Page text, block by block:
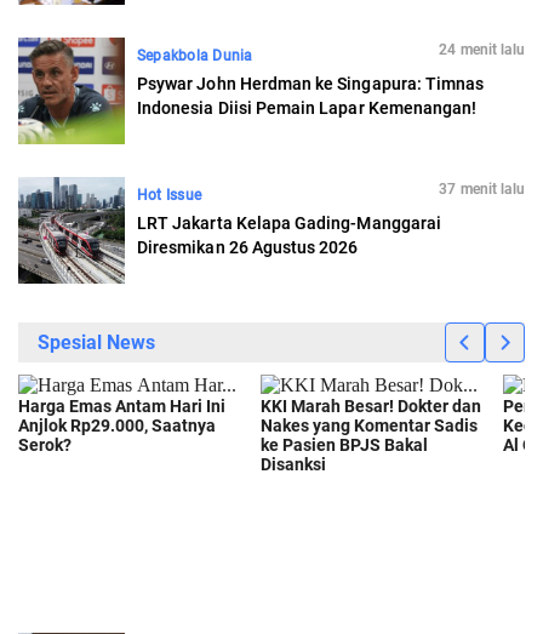
Sepakbola Dunia 24 menit lalu
Psywar John Herdman ke Singapura: Timnas
Indonesia Diisi Pemain Lapar Kemenangan!
Hot Issue 37 menit lalu
LRT Jakarta Kelapa Gading-Manggarai
Diresmikan 26 Agustus 2026